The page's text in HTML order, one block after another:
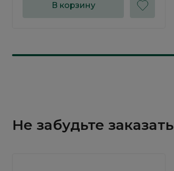
В корзину
Не забудьте заказать